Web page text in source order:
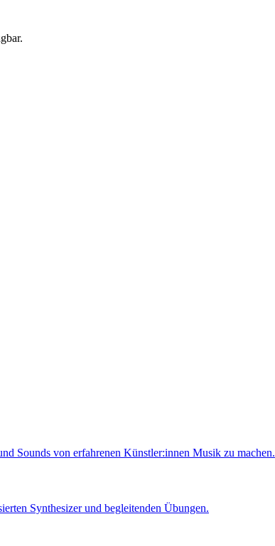
Sounds von erfahrenen Künstler:innen Musik zu machen.
Synthesizer und begleitenden Übungen.